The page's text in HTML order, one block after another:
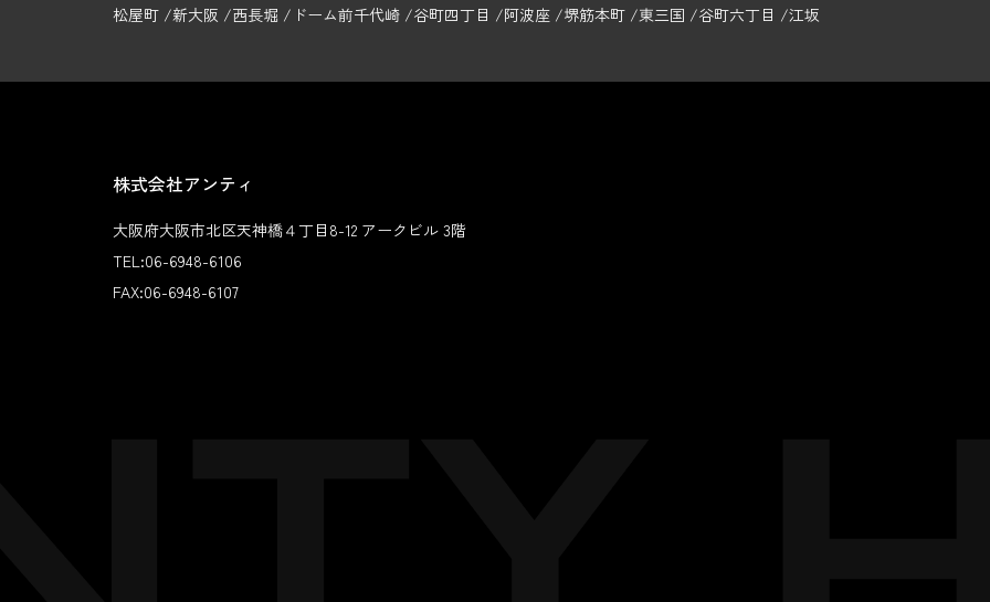
松屋町 新大阪 西長堀 ドーム前千代崎 谷町四丁目 阿波座 堺筋本町 東三国 谷町六丁目 江坂
株式会社アンティ
大阪府大阪市北区天神橋４丁目8-12 アークビル 3階
TEL:06-6948-6106
FAX:06-6948-6107